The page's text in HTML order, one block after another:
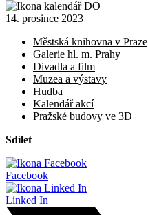
14. prosince 2023
Městská knihovna v Praze
Galerie hl. m. Prahy
Divadla a film
Muzea a výstavy
Hudba
Kalendář akcí
Pražské budovy ve 3D
Sdílet
Facebook
Linked In